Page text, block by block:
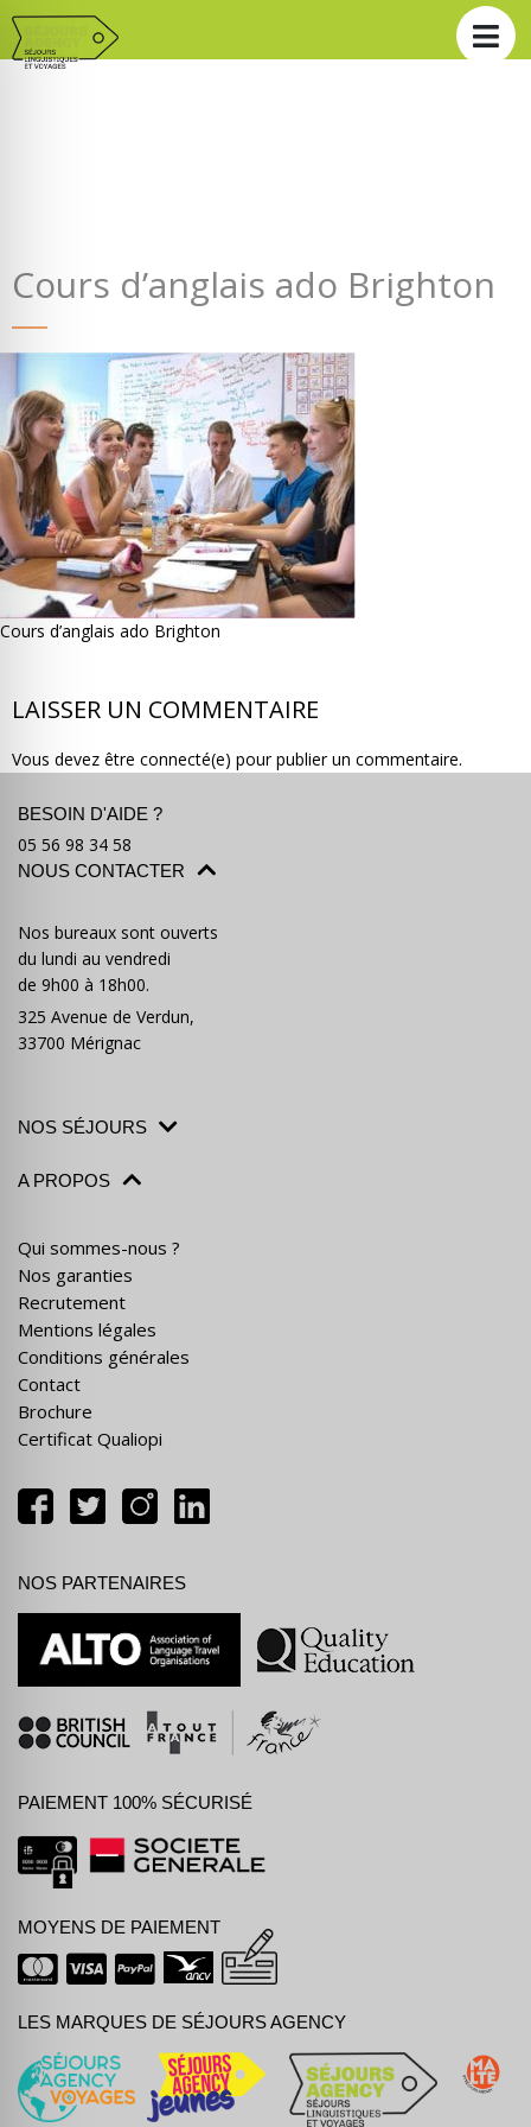
Cours d’anglais ado Brighton
Cours d’anglais ado Brighton
LAISSER UN COMMENTAIRE
Vous devez être connecté(e) pour publier un commentaire.
BESOIN D'AIDE ?
05 56 98 34 58
NOUS CONTACTER
Nos bureaux sont ouverts
du lundi au vendredi
de 9h00 à 18h00.
325 Avenue de Verdun,
33700 Mérignac
NOS SÉJOURS
A PROPOS
Qui sommes-nous ?
Nos garanties
Recrutement
Mentions légales
Conditions générales
Contact
Brochure
Certificat Qualiopi
NOS PARTENAIRES
PAIEMENT 100% SÉCURISÉ
MOYENS DE PAIEMENT
LES MARQUES DE SÉJOURS AGENCY